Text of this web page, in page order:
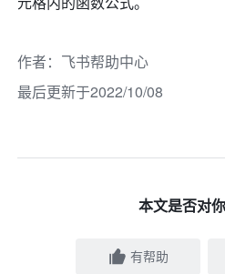
作者： 飞书帮助中心
最后更新于2022/10/08
本文是否对
有帮助